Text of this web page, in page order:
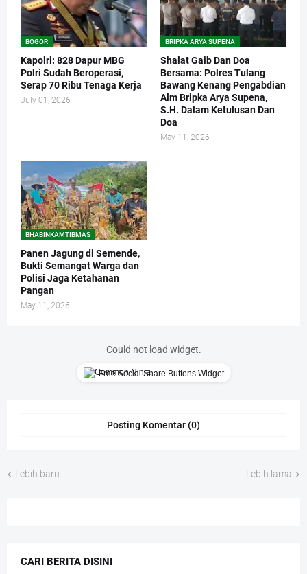
BOGOR
Kapolri: 828 Dapur MBG
Polri Sudah Beroperasi,
Serap 70 Ribu Tenaga Kerja
July 01, 2026
BRIPKA ARYA SUPENA
Shalat Gaib Dan Doa
Bersama: Polres Tulang
Bawang Kenang Pengabdian
Alm Bripka Arya Supena,
S.H. Dalam Ketulusan Dan
Doa
May 11, 2026
BHABINKAMTIBMAS
Panen Jagung di Semende,
Bukti Semangat Warga dan
Polisi Jaga Ketahanan
Pangan
May 11, 2026
Could not load widget.
Free Social Share Buttons Widget
Posting Komentar (0)
Lebih baru Lebih lama
CARI BERITA DISINI